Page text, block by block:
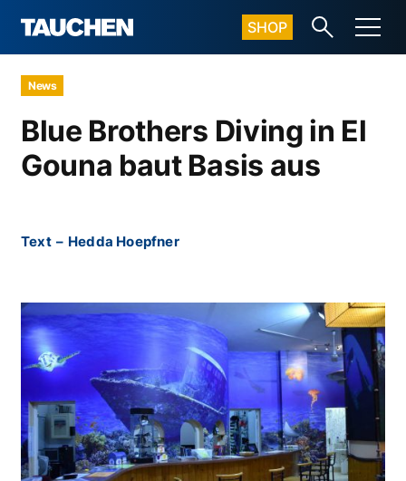
SHOP
News
Blue Brothers Diving in El
Gouna baut Basis aus
Text – Hedda Hoepfner